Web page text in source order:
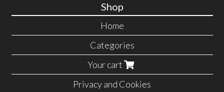
Shop
Home
Categories
Your cart
Privacy and Cookies